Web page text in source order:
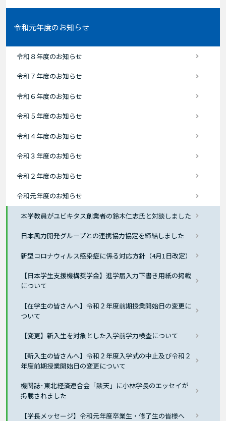
令和元年度のお知らせ
令和８年度のお知らせ
令和７年度のお知らせ
令和６年度のお知らせ
令和５年度のお知らせ
令和４年度のお知らせ
令和３年度のお知らせ
令和２年度のお知らせ
令和元年度のお知らせ
本学教員がユビキタス創業者の鈴木仁志氏と対談しました
日本風力開発グループとの連携協力協定を締結しました
新型コロナウィルス感染症に係る対応方針（4月1日改定）
【日本学生支援機構奨学金】進学届入力下書き用紙の掲載
について
【在学生の皆さんへ】令和２年度前期授業開始日の変更に
ついて
【変更】新入生を対象とした入学前学力検査について
【新入生の皆さんへ】令和２年度入学式の中止及び令和２
年度前期授業開始日の変更について
機関誌･東北経済連合会「談天」に小林学長のエッセイが
掲載されました
【学長メッセージ】令和元年度卒業生・修了生の皆様へ